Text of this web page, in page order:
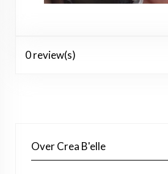
0 review(s)
Over Crea B'elle